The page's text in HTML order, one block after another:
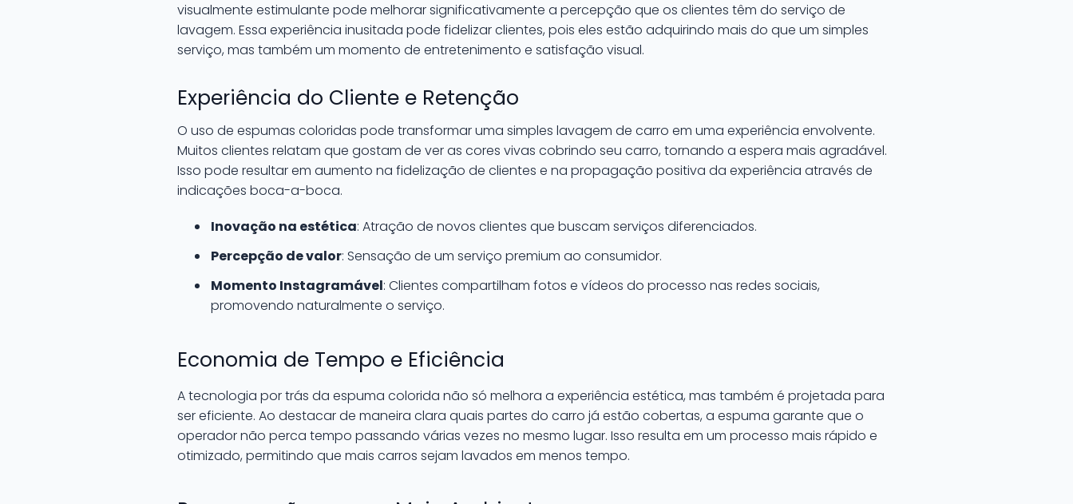
visualmente estimulante pode melhorar significativamente a percepção que os clientes têm do serviço de
lavagem. Essa experiência inusitada pode fidelizar clientes, pois eles estão adquirindo mais do que um simples
serviço, mas também um momento de entretenimento e satisfação visual.
Experiência do Cliente e Retenção
O uso de espumas coloridas pode transformar uma simples lavagem de carro em uma experiência envolvente.
Muitos clientes relatam que gostam de ver as cores vivas cobrindo seu carro, tornando a espera mais agradável.
Isso pode resultar em aumento na fidelização de clientes e na propagação positiva da experiência através de
indicações boca-a-boca.
Inovação na estética: Atração de novos clientes que buscam serviços diferenciados.
Percepção de valor: Sensação de um serviço premium ao consumidor.
Momento Instagramável: Clientes compartilham fotos e vídeos do processo nas redes sociais,
promovendo naturalmente o serviço.
Economia de Tempo e Eficiência
A tecnologia por trás da espuma colorida não só melhora a experiência estética, mas também é projetada para
ser eficiente. Ao destacar de maneira clara quais partes do carro já estão cobertas, a espuma garante que o
operador não perca tempo passando várias vezes no mesmo lugar. Isso resulta em um processo mais rápido e
otimizado, permitindo que mais carros sejam lavados em menos tempo.